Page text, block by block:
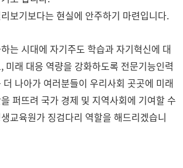
보기보다는 현실에 안주하기 마련입니다.
는 시대에 자기주도 학습과 자기혁신에 대
미래 대응 역량을 강화하도록 전문기능인력
나아가 여러분들이 우리사회 곳곳에 미래
퍼뜨려 국가 경제 및 지역사회에 기여할 수
교육원가 징검다리 역할을 해드리겠습니